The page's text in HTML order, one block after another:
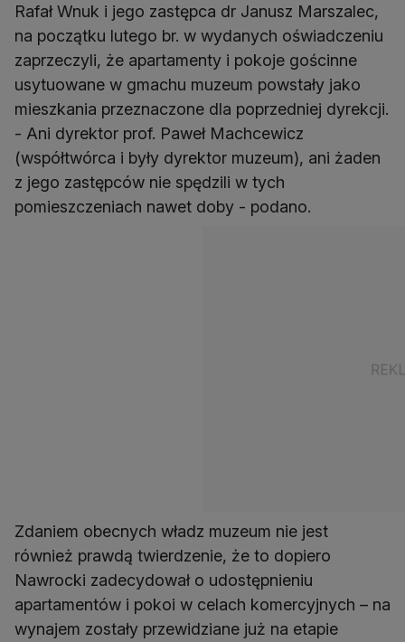
Rafał Wnuk i jego zastępca dr Janusz Marszalec,
na początku lutego br. w wydanych oświadczeniu
zaprzeczyli, że apartamenty i pokoje gościnne
usytuowane w gmachu muzeum powstały jako
mieszkania przeznaczone dla poprzedniej dyrekcji.
- Ani dyrektor prof. Paweł Machcewicz
(współtwórca i były dyrektor muzeum), ani żaden
z jego zastępców nie spędzili w tych
pomieszczeniach nawet doby - podano.
Zdaniem obecnych władz muzeum nie jest
również prawdą twierdzenie, że to dopiero
Nawrocki zadecydował o udostępnieniu
apartamentów i pokoi w celach komercyjnych – na
wynajem zostały przewidziane już na etapie